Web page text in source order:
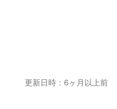
更新日時：6ヶ月以上前